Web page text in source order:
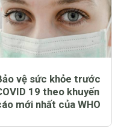
sao dễ nảy nở và phổ
biến?